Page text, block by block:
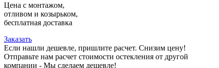
Цена с монтажом,
отливом и козырьком,
бесплатная доставка
Заказать
Если нашли дешевле, пришлите расчет. Снизим цену!
Отправьте нам расчет стоимости остекления от другой
компании - Мы сделаем дешевле!